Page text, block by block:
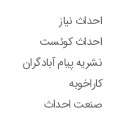
احداث نیاز
احداث کوئست
نشریه پیام آبادگران
کاراخوبه
صنعت احداث